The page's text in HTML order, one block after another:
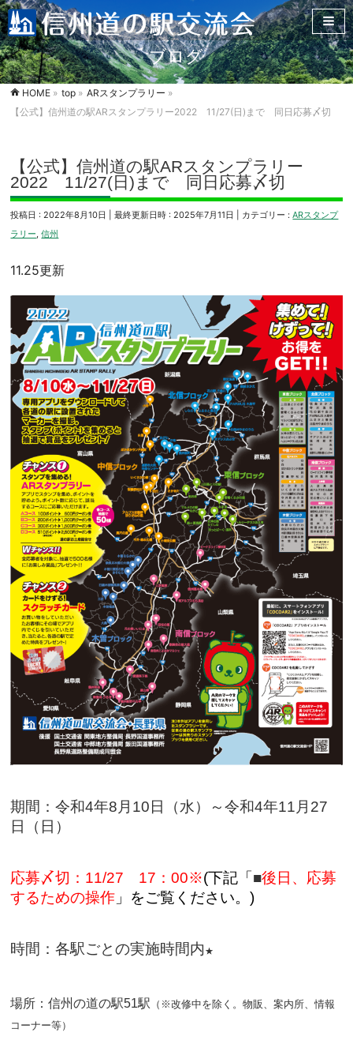
ブログ
HOME » top » ARスタンプラリー »
【公式】信州道の駅ARスタンプラリー2022 11/27(日)まで 同日応募〆切
【公式】信州道の駅ARスタンプラリー
2022 11/27(日)まで 同日応募〆切
投稿日 : 2022年8月10日 最終更新日時 : 2025年7月11日 カテゴリー :ARスタンプ
ラリー,信州
11.25更新
期間：令和4年8月10日（水）～令和4年11月27
日（日）
応募〆切：11/27 17：00※(下記「■後日、応募
するための操作 」をご覧ください。)
時間：各駅ごとの実施時間内 ★
場所：信州の道の駅51駅 （※改修中を除く。物販、案内所、情報
コーナー等）